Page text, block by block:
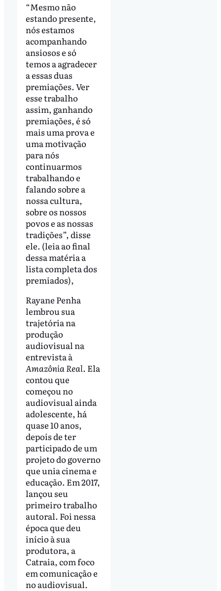
“Mesmo não
estando presente,
nós estamos
acompanhando
ansiosos e só
temos a agradecer
a essas duas
premiações. Ver
esse trabalho
assim, ganhando
premiações, é só
mais uma prova e
uma motivação
para nós
continuarmos
trabalhando e
falando sobre a
nossa cultura,
sobre os nossos
povos e as nossas
tradições”, disse
ele. (leia ao final
dessa matéria a
lista completa dos
premiados),
Rayane Penha
lembrou sua
trajetória na
produção
audiovisual na
entrevista à
Amazônia Real. Ela
contou que
começou no
audiovisual ainda
adolescente, há
quase 10 anos,
depois de ter
participado de um
projeto do governo
que unia cinema e
educação. Em 2017,
lançou seu
primeiro trabalho
autoral. Foi nessa
época que deu
início à sua
produtora, a
Catraia, com foco
em comunicação e
no audiovisual.